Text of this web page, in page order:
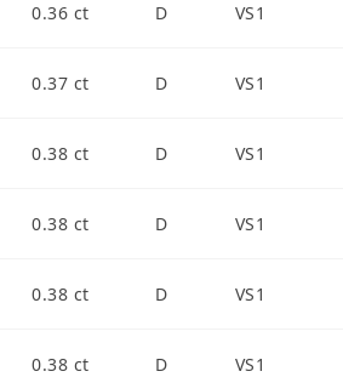
0.36 ct D VS1
0.37 ct D VS1
0.38 ct D VS1
0.38 ct D VS1
0.38 ct D VS1
0.38 ct D VS1